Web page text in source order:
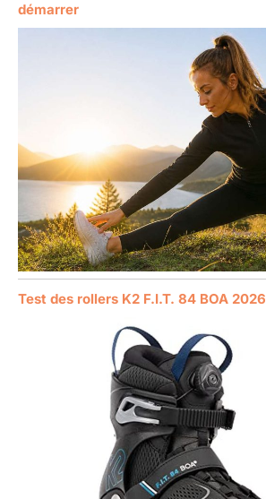
démarrer
Test des rollers K2 F.I.T. 84 BOA 2026